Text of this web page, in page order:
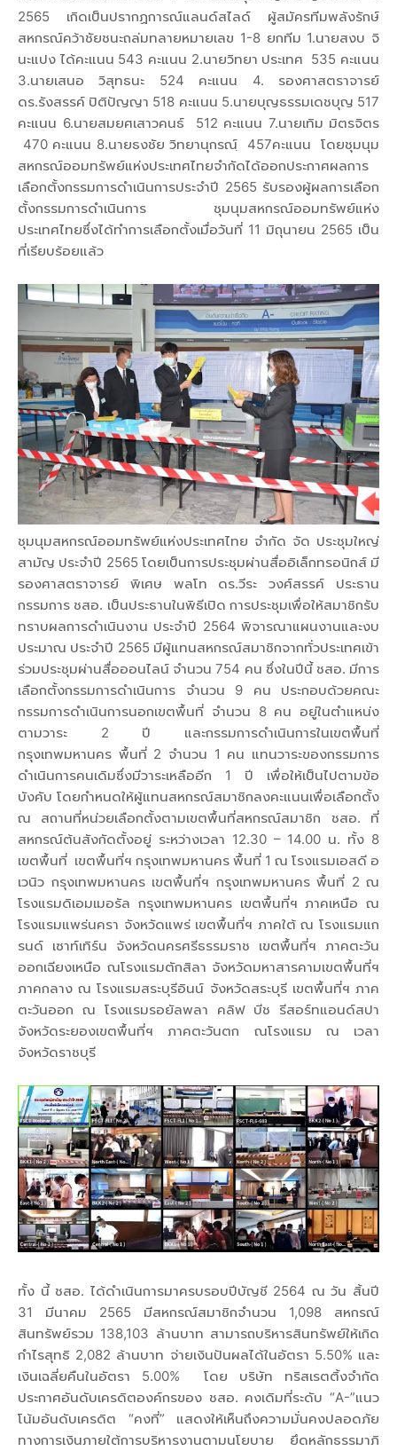
2565 เกิดเป็นปรากฏการณ์แลนด์สไลด์ ผู้สมัครทีมพลังรักษ์
สหกรณ์คว้าชัยชนะถล่มทลายหมายเลข 1-8 ยกทีม 1.นายสงบ จิ
นะแปง ได้คะแนน 543 คะแนน 2.นายวิทยา ประเทศ 535 คะแนน
3.นายเสนอ วิสุทธนะ 524 คะแนน 4. รองศาสตราจารย์
ดร.รังสรรค์ ปิติปัญญา 518 คะแนน 5.นายบุญธรรมเดชบุญ 517
คะแนน 6.นายสมยศเสาวคนธ์ 512 คะแนน 7.นายเทิม มิตรจิตร
470 คะแนน 8.นายธงชัย วิทยานุกรณฺ์ 457คะแนน โดยชุมนุม
สหกรณ์ออมทรัพย์แห่งประเทศไทยจำกัดได้ออกประกาศผลการ
เลือกตั้งกรรมการดำเนินการประจำปี 2565 รับรองผู้ผลการเลือก
ตั้งกรรมการดำเนินการ ชุมนุมสหกรณ์ออมทรัพย์แห่ง
ประเทศไทยซึ่งได้ทำการเลือกตั้งเมื่อวันที่ 11 มิถุนายน 2565 เป็น
ที่เรียบร้อยแล้ว
ชุมนุมสหกรณ์ออมทรัพย์แห่งประเทศไทย จำกัด จัด ประชุมใหญ่
สามัญ ประจำปี 2565 โดยเป็นการประชุมผ่านสื่ออิเล็กทรอนิกส์ มี
รองศาสตราจารย์ พิเศษ พลโท ดร.วีระ วงศ์สรรค์ ประธาน
กรรมการ ชสอ. เป็นประธานในพิธีเปิด การประชุมเพื่อให้สมาชิกรับ
ทราบผลการดำเนินงาน ประจำปี 2564 พิจารณาแผนงานและงบ
ประมาณ ประจำปี 2565 มีผู้แทนสหกรณ์สมาชิกจากทั่วประเทศเข้า
ร่วมประชุมผ่านสื่อออนไลน์ จำนวน 754 คน ซึ่งในปีนี้ ชสอ. มีการ
เลือกตั้งกรรมการดำเนินการ จำนวน 9 คน ประกอบด้วยคณะ
กรรมการดำเนินการนอกเขตพื้นที่ จำนวน 8 คน อยู่ในตำแหน่ง
ตามวาระ 2 ปี และกรรมการดำเนินการในเขตพื้นที่
กรุงเทพมหานคร พื้นที่ 2 จำนวน 1 คน แทนวาระของกรรมการ
ดำเนินการคนเดิมซึ่งมีวาระเหลืออีก 1 ปี เพื่อให้เป็นไปตามข้อ
บังคับ โดยกำหนดให้ผู้แทนสหกรณ์สมาชิกลงคะแนนเพื่อเลือกตั้ง
ณ สถานที่หน่วยเลือกตั้งตามเขตพื้นที่สหกรณ์สมาชิก ชสอ. ที่
สหกรณ์ต้นสังกัดตั้งอยู่ ระหว่างเวลา 12.30 – 14.00 น. ทั้ง 8
เขตพื้นที่ เขตพื้นที่ฯ กรุงเทพมหานคร พื้นที่ 1 ณ โรงแรมเอสดี อ
เวนิว กรุงเทพมหานคร เขตพื้นที่ฯ กรุงเทพมหานคร พื้นที่ 2 ณ
โรงแรมดิเอมเมอรัล กรุงเทพมหานคร เขตพื้นที่ฯ ภาคเหนือ ณ
โรงแรมแพร่นครา จังหวัดแพร่ เขตพื้นที่ฯ ภาคใต้ ณ โรงแรมแก
รนด์ เซาท์เทิร์น จังหวัดนครศรีธรรมราช เขตพื้นที่ฯ ภาคตะวัน
ออกเฉียงเหนือ ณโรงแรมตักสิลา จังหวัดมหาสารคามเขตพื้นที่ฯ
ภาคกลาง ณ โรงแรมสระบุรีอินน์ จังหวัดสระบุรี เขตพื้นที่ฯ ภาค
ตะวันออก ณ โรงแรมรอยัลพลา คลิฟ บีช รีสอร์ทแอนด์สปา
จังหวัดระยองเขตพื้นที่ฯ ภาคตะวันตก ณโรงแรม ณ เวลา
จังหวัดราชบุรี
ทั้ง นี้ ชสอ. ได้ดำเนินการมาครบรอบปีบัญชี 2564 ณ วัน สิ้นปี
31 มีนาคม 2565 มีสหกรณ์สมาชิกจำนวน 1,098 สหกรณ์
สินทรัพย์รวม 138,103 ล้านบาท สามารถบริหารสินทรัพย์ให้เกิด
กำไรสุทธิ 2,082 ล้านบาท จ่ายเงินปันผลได้ในอัตรา 5.50% และ
เงินเฉลี่ยคืนในอัตรา 5.00% โดย บริษัท ทริสเรตติ้งจำกัด
ประกาศอันดับเครดิตองค์กรของ ชสอ. คงเดิมที่ระดับ “A-”แนว
โน้มอันดับเครดิต “คงที่” แสดงให้เห็นถึงความมั่นคงปลอดภัย
ทางการเงินภายใต้การบริหารงานตามนโยบาย ยึดหลักธรรมาภิ